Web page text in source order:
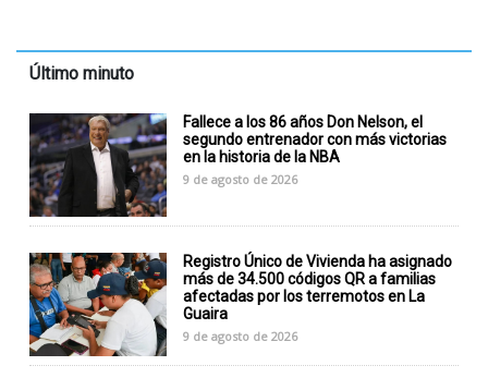
Último minuto
Fallece a los 86 años Don Nelson, el
segundo entrenador con más victorias
en la historia de la NBA
9 de agosto de 2026
Registro Único de Vivienda ha asignado
más de 34.500 códigos QR a familias
afectadas por los terremotos en La
Guaira
9 de agosto de 2026